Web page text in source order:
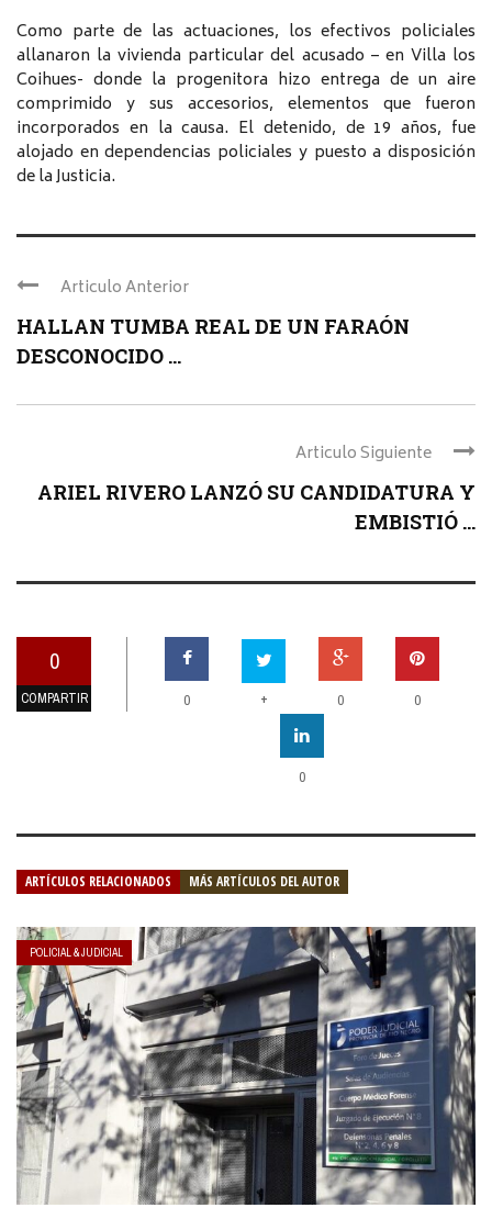
Como parte de las actuaciones, los efectivos policiales
allanaron la vivienda particular del acusado – en Villa los
Coihues- donde la progenitora hizo entrega de un aire
comprimido y sus accesorios, elementos que fueron
incorporados en la causa. El detenido, de 19 años, fue
alojado en dependencias policiales y puesto a disposición
de la Justicia.
Articulo Anterior
HALLAN TUMBA REAL DE UN FARAÓN
DESCONOCIDO ...
Articulo Siguiente
ARIEL RIVERO LANZÓ SU CANDIDATURA Y
EMBISTIÓ ...
0
COMPARTIR 0 + 0 0
0
ARTÍCULOS RELACIONADOS MÁS ARTÍCULOS DEL AUTOR
POLICIAL & JUDICIAL